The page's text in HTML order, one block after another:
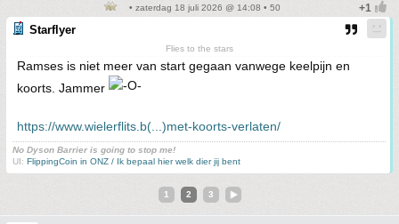
• zaterdag 18 juli 2026 @ 14:08 • 50
Starflyer
Flies to the stars
Ramses is niet meer van start gegaan vanwege keelpijn en
koorts. Jammer
https://www.wielerflits.b(...)met-koorts-verlaten/
No Dyson Barrier is going to stop me!
UI: FlippingCoin in ONZ / Ik bepaal hier welk dier jij bent
1 2 3